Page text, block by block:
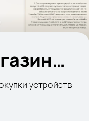
устройств